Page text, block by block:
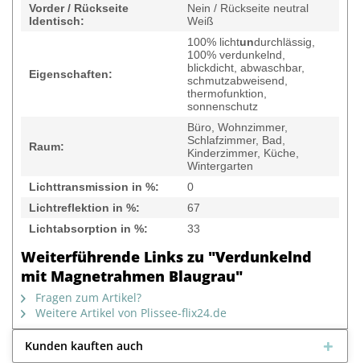
Vorder / Rückseite
Identisch:
Nein / Rückseite neutral
Weiß
Eigenschaften:
100% lichtundurchlässig,
100% verdunkelnd,
blickdicht, abwaschbar,
schmutzabweisend,
thermofunktion,
sonnenschutz
Raum:
Büro, Wohnzimmer,
Schlafzimmer, Bad,
Kinderzimmer, Küche,
Wintergarten
Lichttransmission in %:
0
Lichtreflektion in %:
67
Lichtabsorption in %:
33
Weiterführende Links zu "Verdunkelnd
mit Magnetrahmen Blaugrau"
Fragen zum Artikel?
Weitere Artikel von Plissee-flix24.de
Kunden kauften auch